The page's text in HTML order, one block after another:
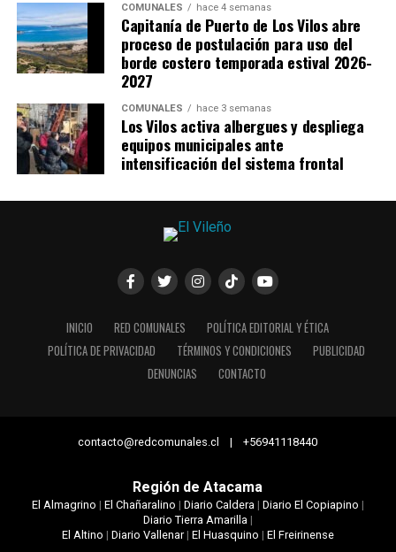
COMUNALES hace 4 semanas
Capitanía de Puerto de Los Vilos abre
proceso de postulación para uso del
borde costero temporada estival 2026-
2027
COMUNALES hace 3 semanas
Los Vilos activa albergues y despliega
equipos municipales ante
intensificación del sistema frontal
INICIO RED COMUNALES
POLÍTICA EDITORIAL Y ÉTICA
POLÍTICA DE PRIVACIDAD
TÉRMINOS Y CONDICIONES
PUBLICIDAD
DENUNCIAS
CONTACTO
contacto@redcomunales.cl | +56941118440
Región de Atacama
El Almagrino | El Chañaralino | Diario Caldera | Diario El Copiapino |
Diario Tierra Amarilla |
El Altino | Diario Vallenar| El Huasquino | El Freirinense